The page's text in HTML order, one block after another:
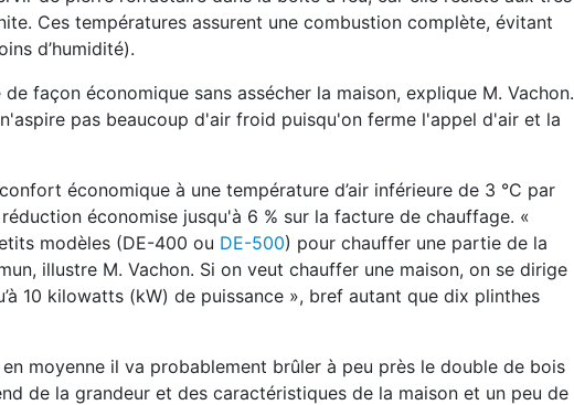
Ces températures assurent une combustion complète, évitant
d’humidité).
façon économique sans assécher la maison, explique M. Vachon.
pas beaucoup d'air froid puisqu'on ferme l'appel d'air et la
économique à une température d’air inférieure de 3 °C par
économise jusqu'à 6 % sur la facture de chauffage. «
modèles (DE-400 ou DE-500) pour chauffer une partie de la
illustre M. Vachon. Si on veut chauffer une maison, on se dirige
10 kilowatts (kW) de puissance », bref autant que dix plinthes
moyenne il va probablement brûler à peu près le double de bois
de la grandeur et des caractéristiques de la maison et un peu de